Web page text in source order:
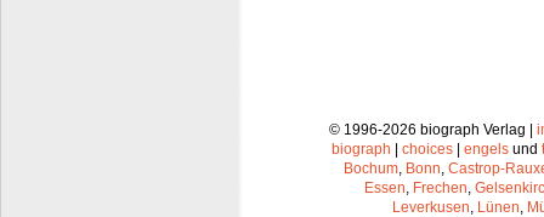
© 1996-2026 biograph Verlag |
biograph
choices engels und
Bochum, Bonn, Castrop-
Essen, Frechen,
Leverkusen, Lünen,